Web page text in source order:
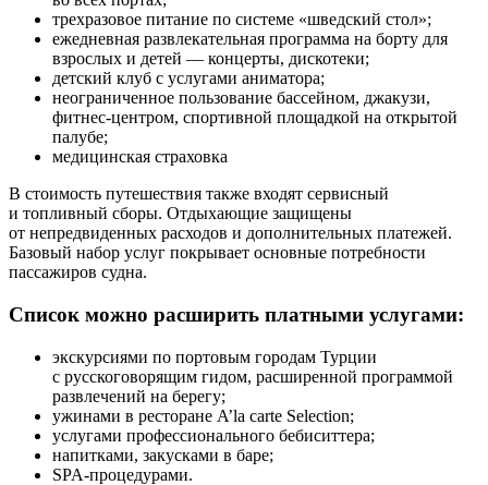
трехразовое питание по системе «шведский стол»;
ежедневная развлекательная программа на борту для
взрослых и детей — концерты, дискотеки;
детский клуб с услугами аниматора;
неограниченное пользование бассейном, джакузи,
фитнес-центром, спортивной площадкой на открытой
палубе;
медицинская страховка
В стоимость путешествия также входят сервисный
и топливный сборы. Отдыхающие защищены
от непредвиденных расходов и дополнительных платежей.
Базовый набор услуг покрывает основные потребности
пассажиров судна.
Список можно расширить платными услугами:
экскурсиями по портовым городам Турции
с русскоговорящим гидом, расширенной программой
развлечений на берегу;
ужинами в ресторане A’la carte Selection;
услугами профессионального бебиситтера;
напитками, закусками в баре;
SPA-процедурами.